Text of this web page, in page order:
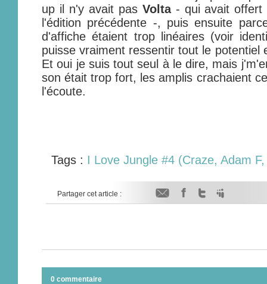
up il n'y avait pas Volta- qui avait offert
l'édition précédente -, puis ensuite
d'affiche étaient trop linéaires (voir
puisse vraiment ressentir tout le potentiel
Et oui je suis tout seul à le dire, mais
son était trop fort, les amplis crachaient
l'écoute.
Tags : I Love Jungle #4 (Craze, Adam
Partager cet article :
0 commentaire